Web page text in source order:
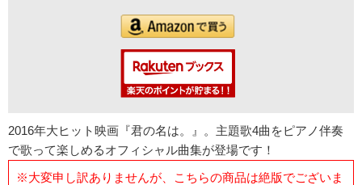
2016年大ヒット映画『君の名は。』。主題歌4曲をピアノ伴奏
で歌って楽しめるオフィシャル曲集が登場です！
※大変申し訳ありませんが、こちらの商品は絶版でございま